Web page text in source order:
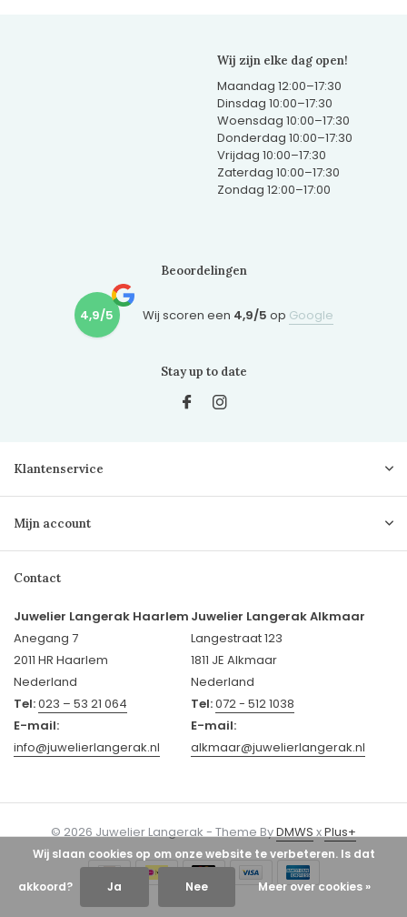
Wij zijn elke dag open!
Maandag 12:00–17:30
Dinsdag 10:00–17:30
Woensdag 10:00–17:30
Donderdag 10:00–17:30
Vrijdag 10:00–17:30
Zaterdag 10:00–17:30
Zondag 12:00–17:00
Beoordelingen
4,9/5 Wij scoren een 4,9/5 op Google
Stay up to date
Klantenservice
Mijn account
Contact
Juwelier Langerak Haarlem
Anegang 7
2011 HR Haarlem
Nederland
Tel:023 – 53 21 064
E-mail:
info@juwelierlangerak.nl
Juwelier Langerak Alkmaar
Langestraat 123
1811 JE Alkmaar
Nederland
Tel:072 - 512 1038
E-mail:
alkmaar@juwelierlangerak.nl
© 2026 Juwelier Langerak - Theme ByDMWSxPlus+
Wij slaan cookies op om onze website te verbeteren. Is dat
akkoord? Ja Nee Meer over cookies »